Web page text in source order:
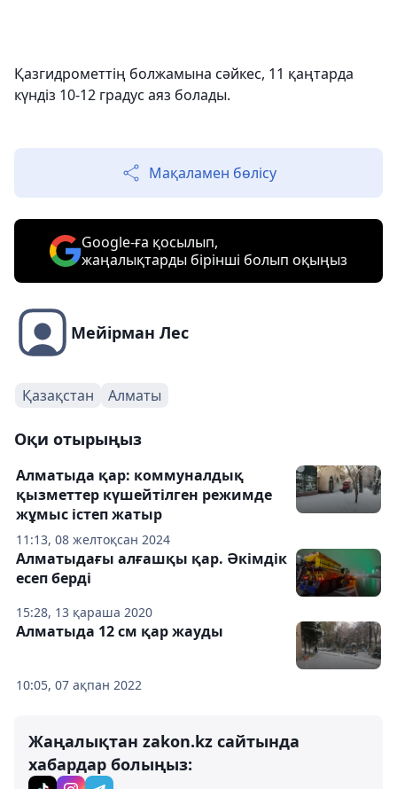
Қазгидрометтің болжамына сәйкес, 11 қаңтарда
күндіз 10-12 градус аяз болады.
Мақаламен бөлісу
Google-ға қосылып,
жаңалықтарды бірінші болып оқыңыз
Мейірман Лес
Қазақстан Алматы
Оқи отырыңыз
11:13, 08 желтоқсан 2024
Алматыда қар: коммуналдық
қызметтер күшейтілген режимде
жұмыс істеп жатыр
15:28, 13 қараша 2020
Алматыдағы алғашқы қар. Әкімдік
есеп берді
10:05, 07 ақпан 2022
Алматыда 12 см қар жауды
Жаңалықтан zakon.kz сайтында
хабардар болыңыз: